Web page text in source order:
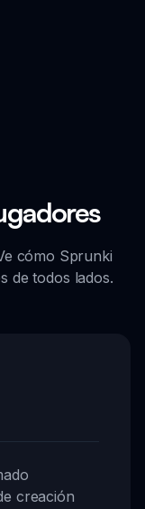
cómo Sprunki
de todos lados.
creación